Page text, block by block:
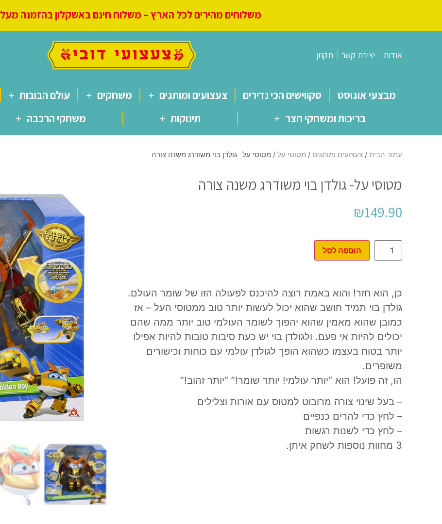
משלוחים מהירים לכל הארץ – משלוח חינם באשקלון בהזמנה מעל 250 ₪
אודות יצירת קשר תקנון
מבצעי אוגוסט סקווישים הכי נדירים צעצועים ומותגים משחקים עולם הבובות
בריכות ומשחקי חצר
תינוקות משחקי הרכבה
עמוד הבית / צעצועים ומותגים / מטוסי על / מטוסי על- גולדן בוי משודרג משנה צורה
מטוסי על- גולדן בוי משודרג משנה צורה
₪149.90
הוספה לסל
כן, הוא חזר! והוא באמת רוצה להיכנס לפעולה הזו של שומר העולם.
גולדן בוי תמיד חושב שהוא יכול לעשות יותר טוב ממטוסי העל – אז
כמובן שהוא מאמין שהוא יהפוך לשומר העולמי טוב יותר ממה שהם
יכולים להיות אי פעם. ולגולדן בוי יש כעת סיבות טובות להיות אפילו
יותר בטוח בעצמו כשהוא הופך לגולדן עולמי עם כוחות וכישורים
משופרים.
הו, זה פועל! הוא “יותר עולמי! יותר שומר!” “יותר זהוב!”
– בעל שינוי צורה מרובוט למטוס עם אורות וצלילים
– לחץ כדי להרים כנפיים
– לחץ כדי לשנות רגשות
3 מחוות נוספות לשחק איתן.